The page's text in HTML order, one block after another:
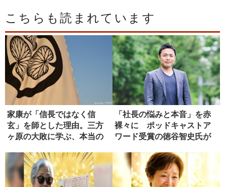
こちらも読まれています
家康が「信長ではなく信
玄」を師とした理由。三方
ヶ原の大敗に学ぶ、本当の
「社長の悩みと本音」を赤
裸々に ポッドキャストア
ワード受賞の徳谷智史氏が